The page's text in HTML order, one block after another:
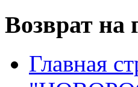
Возврат
Главная